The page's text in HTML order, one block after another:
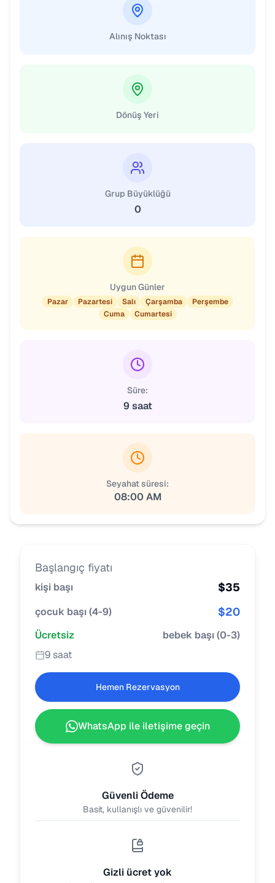
Alınış Noktası
Dönüş Yeri
Grup Büyüklüğü
0
Uygun Günler
Pazar Pazartesi Salı Çarşamba
Perşembe
Cuma
Cumartesi
Süre:
9 saat
Seyahat süresi:
08:00 AM
Başlangıç fiyatı
kişi başı $35
çocuk başı(4-9) $20
Ücretsiz bebek başı(0-3)
9 saat
Hemen Rezervasyon
WhatsApp ile iletişime geçin
Güvenli Ödeme
Basit, kullanışlı ve güvenilir!
Gizli ücret yok